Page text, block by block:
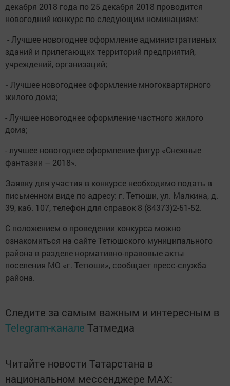
декабря 2018 года по 25 декабря 2018 проводится
новогодний конкурс по следующим номинациям:
- Лучшее новогоднее оформление административных
зданий и прилегающих территорий предприятий,
учреждений, организаций;
- Лучшее новогоднее оформление многоквартирного
жилого дома;
- Лучшее новогоднее оформление частного жилого
дома;
- лучшее новогоднее оформление фигур «Снежные
фантазии – 2018».
Заявку для участия в конкурсе необходимо подать в
письменном виде по адресу: г. Тетюши, ул. Малкина, д.
39, каб. 107, телефон для справок 8 (84373)2-51-52.
С положением о проведении конкурса можно
ознакомиться на сайте Тетюшского муниципального
района в разделе нормативно-правовые акты
поселения МО «г. Тетюши», сообщает пресс-служба
района.
Следите за самым важным и интересным в
Telegram-канале Татмедиа
Читайте новости Татарстана в
национальном мессенджере MАХ: